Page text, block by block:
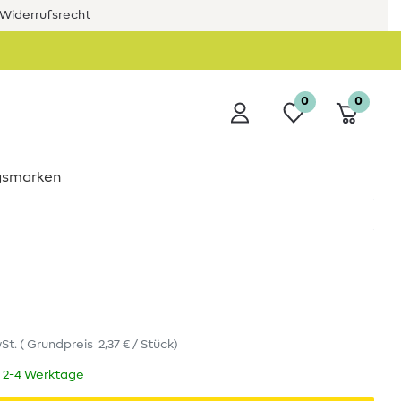
0 0
( Grundpreis 2,37 € / Stück)
4 Werktage